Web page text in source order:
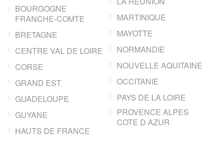
BOURGOGNE
FRANCHE-COMTE
BRETAGNE
CENTRE VAL DE LOIRE
CORSE
GRAND EST
GUADELOUPE
GUYANE
HAUTS DE FRANCE
MARTINIQUE
MAYOTTE
NORMANDIE
NOUVELLE AQUITAINE
OCCITANIE
PAYS DE LA LOIRE
PROVENCE ALPES
COTE D AZUR